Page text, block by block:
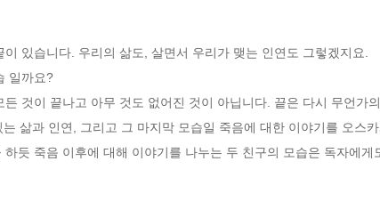
일까요?
삶과 인연, 그리고 그 마지막 모습일 죽음에 대한 이야기를 오스
듯 죽음 이후에 대해 이야기를 나누는 두 친구의 모습은 독자에